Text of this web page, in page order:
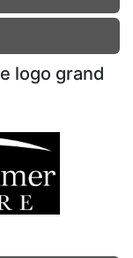
logo grand